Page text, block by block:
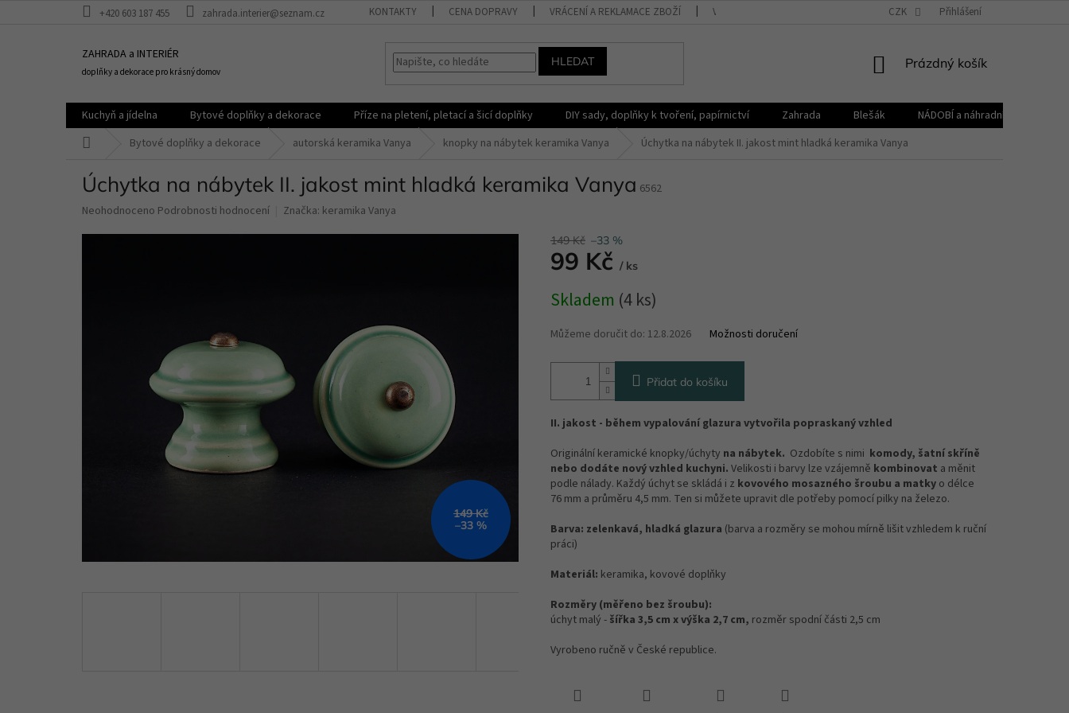
+420 603 187 455 zahrada.interier@seznam.cz KONTAKTY CENA DOPRAVY VRÁCENÍ A REKLAMACE ZBOŽÍ VŠEOBECNÉ OBCHODNÍ PODMÍNKY REKLAMAČNÍ ŘÁD
CZK Přihlášení
ZAHRADA a INTERIÉR
doplňky a dekorace pro krásný domov
HLEDAT
NÁKUPNÍ
Prázdný košík
Kuchyň a jídelna Bytové doplňky a dekorace Příze na pletení, pletací a šicí doplňky DIY sady, doplňky k tvoření, papírnictví Zahrada Blešák
NÁDOBÍ a náhradní díly KELOmat
Bytové doplňky a dekorace autorská keramika Vanya knopky na nábytek keramika Vanya Úchytka na nábytek II. jakost mint hladká keramika Vanya
Úchytka na nábytek II. jakost mint hladká keramika Vanya 6562
Průměrné
Neohodnoceno Podrobnosti hodnocení Značka: keramika Vanya
149 Kč
–33 %
149 Kč –33 %
99 Kč / ks
cena:
Skladem (4 ks)
Můžeme doručit do: 12.8.2026 Možnosti doručení
Přidat do košíku
II. jakost - během vypalování glazura vytvořila popraskaný vzhled
Originální keramické knopky/úchyty na nábytek. Ozdobíte s nimi komody, šatní skříně
nebo dodáte nový vzhled kuchyni. Velikosti i barvy lze vzájemně kombinovat a měnit
podle nálady. Každý úchyt se skládá i z kovového mosazného šroubu a matky o délce
76 mm a průměru 4,5 mm. Ten si můžete upravit dle potřeby pomocí pilky na železo.
Barva: zelenkavá, hladká glazura (barva a rozměry se mohou mírně lišit vzhledem k ruční
práci)
Materiál: keramika, kovové doplňky
Rozměry (měřeno bez šroubu):
úchyt malý - šířka 3,5 cm x výška 2,7 cm, rozměr spodní části 2,5 cm
Vyrobeno ručně v České republice.